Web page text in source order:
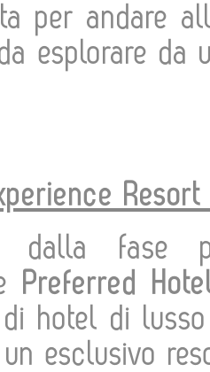
per andare
esplorare
dalla fase
Preferred
di hotel di
esclusivo